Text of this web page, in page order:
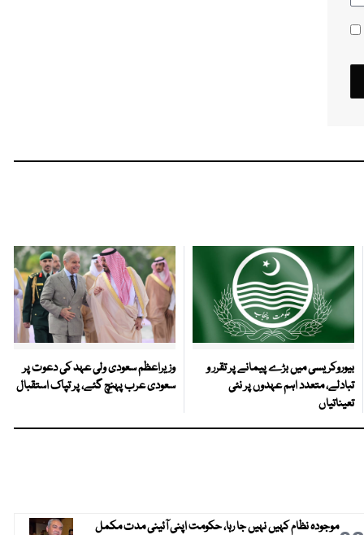
بیوروکریسی میں بڑے پیمانے پر تقرر و
تبادلے، متعدد اہم عہدوں پر نئی
تعیناتیاں
وزیراعظم سعودی ولی عہد کی دعوت پر
سعودی عرب پہنچ گئے، پر تپاک استقبال
موجودہ نظام کہیں نہیں جا رہا، حکومت اپنی آئینی مدت مکمل